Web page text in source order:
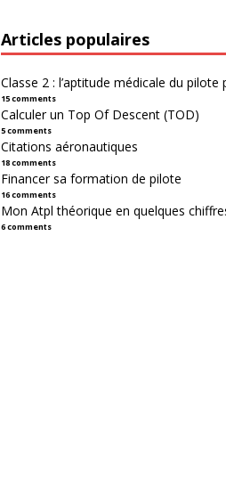
Articles populaires
Classe 2 : l’aptitude médicale du pilote
15 comments
Calculer un Top Of Descent (TOD)
5 comments
Citations aéronautiques
18 comments
Financer sa formation de pilote
16 comments
Mon Atpl théorique en quelques
6 comments